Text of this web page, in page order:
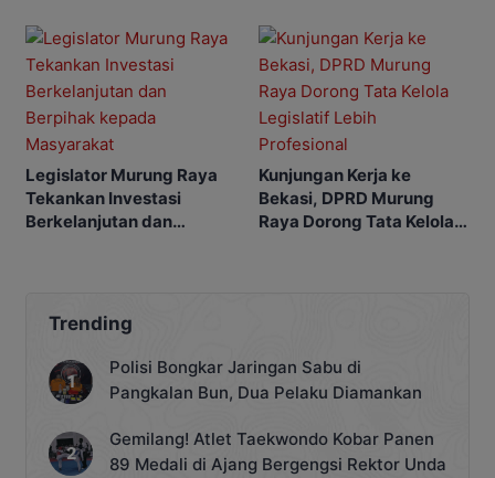
Legislator Murung Raya
Tekankan Investasi
Berkelanjutan dan
Kunjungan Kerja ke
Bekasi, DPRD Murung
Raya Dorong Tata Kelola
Trending
Polisi Bongkar Jaringan Sabu di
Pangkalan Bun, Dua Pelaku Diamankan
Gemilang! Atlet Taekwondo Kobar Panen
89 Medali di Ajang Bergengsi Rektor Unda